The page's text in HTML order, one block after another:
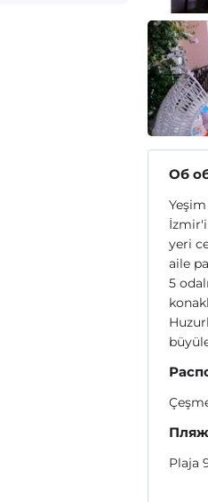
Об
yeri
aile
5
Пляж
Plaja